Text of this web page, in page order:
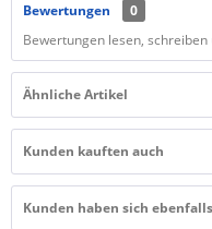
Bewertungen
0
Bewertungen lesen, schreiben
Ähnliche Artikel
Kunden kauften auch
Kunden haben sich